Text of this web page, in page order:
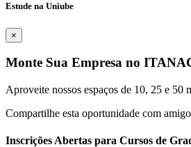
Estude na Uniube
×
Monte Sua Empresa no
Aproveite nossos espaços de 10, 25 e 50
Compartilhe esta oportunidade com
Inscrições Abertas para Cursos de